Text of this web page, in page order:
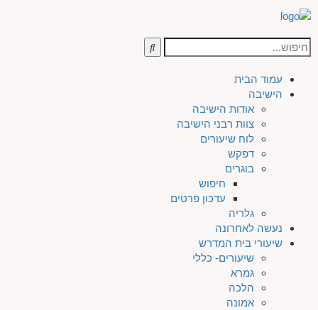
עמוד הבית
הישיבה
אודות הישיבה
צוות רבני הישיבה
לוח שיעורים
דפקש
בוגרים
חיפוש
עדכון פרטים
גלריה
נעשה לאחרונה
שיעורי בית המדרש
שיעורים- כללי
גמרא
הלכה
אמונה